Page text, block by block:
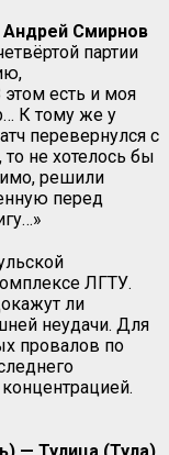
Андрей Смирнов
партии
есть и моя
К тому же у
перевернулся с
то не хотелось бы
решили
перед
ЛГТУ.
ли
неудачи. Для
провалов по